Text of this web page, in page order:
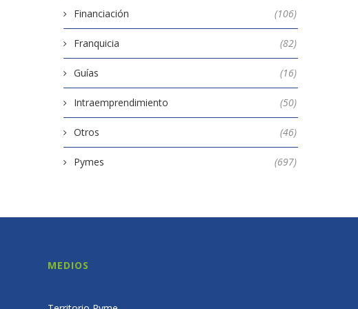
Financiación (106)
Franquicia (82)
Guías (16)
Intraemprendimiento (50)
Otros (46)
Pymes (697)
MEDIOS